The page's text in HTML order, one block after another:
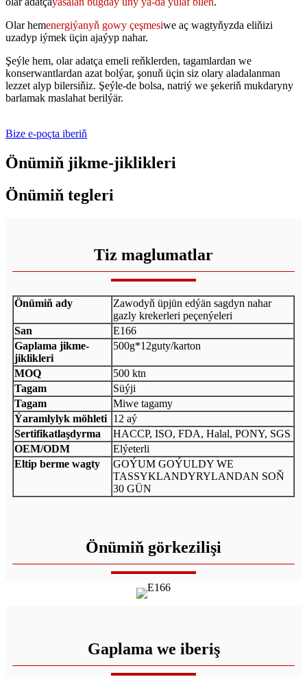
Olar hemenergiýanyň gowy çeşmesiwe aç wagtyňyzda eliňizi
uzadyp iýmek üçin ajaýyp nahar.
Şeýle hem, olar adatça emeli reňklerden, tagamlardan we
konserwantlardan azat bolýar, şonuň üçin siz olary aladalanman
lezzet alyp bilersiňiz. Şeýle-de bolsa, natriý we şekeriň mukdaryny
barlamak maslahat berilýär.
Bize e-poçta iberiň
Önümiň jikme-jiklikleri
Önümiň tegleri
Tiz maglumatlar
Önümiň ady
Zawodyň üpjün edýän sagdyn nahar
gazly krekerleri peçenýeleri
San
E166
Gaplama jikme-
jiklikleri
500g*12guty/karton
MOQ
500 ktn
Tagam
Süýji
Tagam
Miwe tagamy
Ýaramlylyk möhleti 12 aý
Sertifikatlaşdyrma
HACCP, ISO, FDA, Halal, PONY, SGS
OEM/ODM
Elýeterli
Eltip berme wagty
GOÝUM GOÝULDY WE
TASSYKLANDYRYLANDAN SOŇ
30 GÜN
Önümiň görkezilişi
Gaplama we iberiş